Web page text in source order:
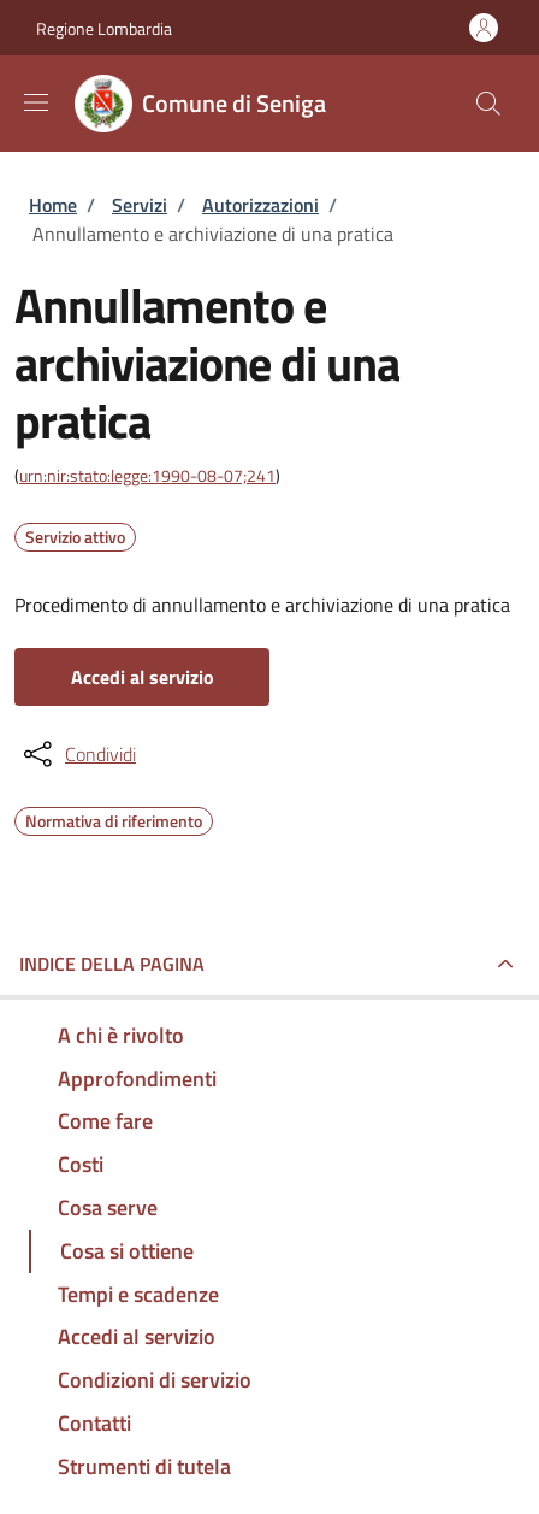
Regione Lombardia
Comune di Seniga
Briciole di pane
Home / Servizi / Autorizzazioni /
Annullamento e archiviazione di una pratica
Annullamento e
archiviazione di una
pratica
(urn:nir:stato:legge:1990-08-07;241)
Servizio attivo
Procedimento di annullamento e archiviazione di una pratica
Accedi al servizio
Condividi
Normativa di riferimento
INDICE DELLA PAGINA
A chi è rivolto
Approfondimenti
Come fare
Costi
Cosa serve
Cosa si ottiene
Tempi e scadenze
Accedi al servizio
Condizioni di servizio
Contatti
Strumenti di tutela